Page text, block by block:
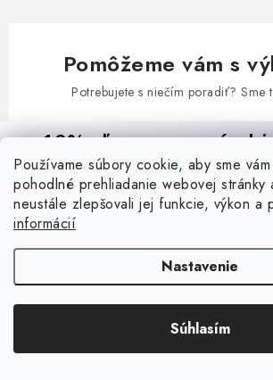
Používame súbory cookie, aby sme vám
pohodlné prehliadanie webovej stránky
neustále zlepšovali jej funkcie, výkon a
informácií
Nastavenie
Súhlasím
Pomôžeme vám s
Potrebujete s niečím poradiť? Sme
info@
+421 903 102
0903 102 816
10% zľavana prvú
Prihláste sa azískajtezľavu aj praktické
budete svietiť lepšie a platiť
CHCEM ZĽAVU